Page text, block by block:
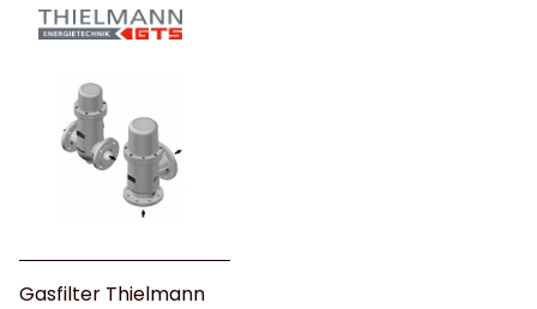
Gasfilter Thielmann